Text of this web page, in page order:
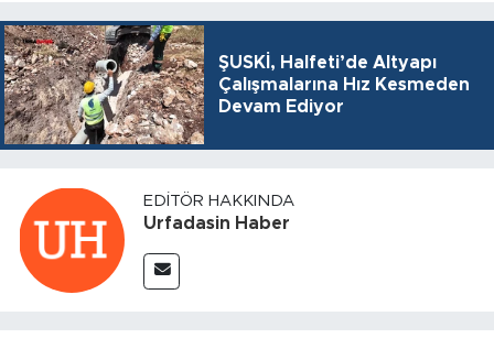
ŞUSKİ, Halfeti’de Altyapı
Çalışmalarına Hız Kesmeden
Devam Ediyor
EDITÖR HAKKINDA
Urfadasin Haber